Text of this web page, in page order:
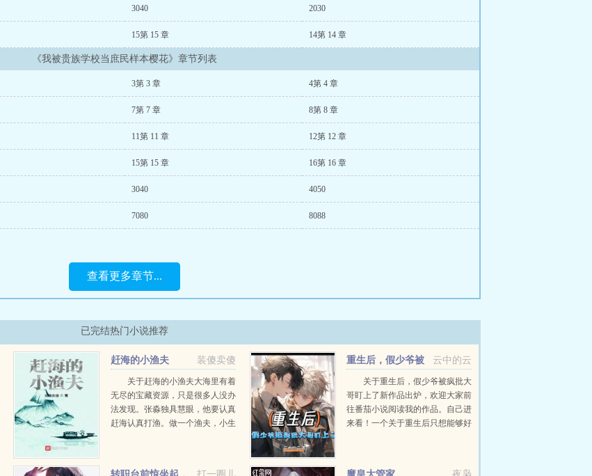
3040 2030
15第 15 章 14第 14 章
《我被贵族学校当庶民样本樱花》章节列表
3第 3 章 4第 4 章
7第 7 章 8第 8 章
11第 11 章 12第 12 章
15第 15 章 16第 16 章
3040 4050
7080 8088
查看更多章节...
已完结热门小说推荐
装傻卖傻
赶海的小渔夫
关于赶海的小渔夫大海里有着
无尽的宝藏资源，只是很多人没办
法发现。张淼独具慧眼，他要认真
赶海认真打渔。做一个渔夫，小生
云中的云
重生后，假少爷被
疯批大哥盯上了
关于重生后，假少爷被疯批大
哥盯上了新作品出炉，欢迎大家前
往番茄小说阅读我的作品。自己进
来看！一个关于重生后只想能够好